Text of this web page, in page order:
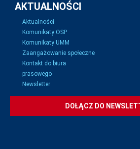
AKTUALNOŚCI
Aktualności
Komunikaty OSP
Komunikaty UMM
Zaangażowanie społeczne
Kontakt do biura
prasowego
Newsletter
DOŁĄCZ DO